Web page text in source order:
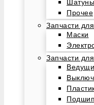
Шатуны
Прочее
Запчасти
Маски
Запчасти